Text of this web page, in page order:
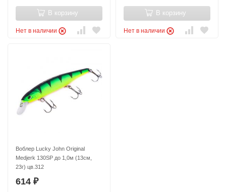
В корзину
Нет в наличии
В корзину
Нет в наличии
Воблер Lucky John Original
Medjerk 130SP до 1,0м (13см,
23г) цв.312
614 ₽